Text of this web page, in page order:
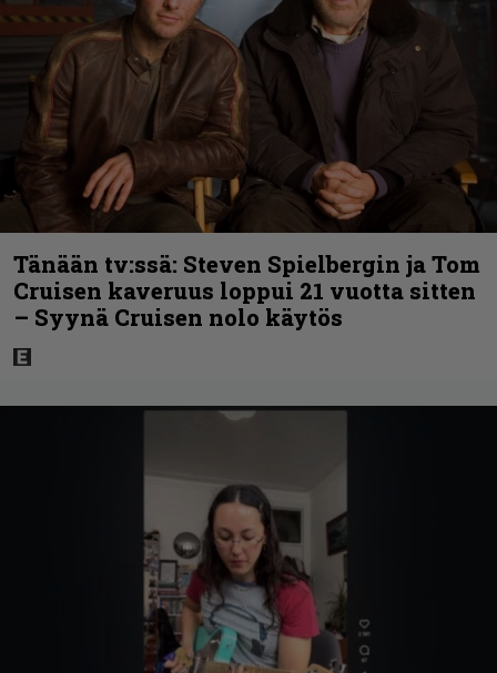
Tänään tv:ssä: Steven Spielbergin ja Tom
Cruisen kaveruus loppui 21 vuotta sitten
– Syynä Cruisen nolo käytös